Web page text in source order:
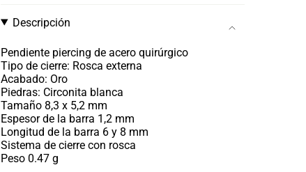
Descripción
Pendiente piercing de acero quirúrgico
Tipo de cierre: Rosca externa
Acabado: Oro
Piedras: Circonita blanca
Tamaño 8,3 x 5,2 mm
Espesor de la barra 1,2 mm
Longitud de la barra 6 y 8 mm
Sistema de cierre con rosca
Peso 0.47 g